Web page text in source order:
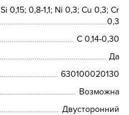
Si 0,15; 0,8-1,1; Ni 0,3; Сu 0,3; Cr
0,3
C 0,14-0,30
Да
630100020130
Возможна
Двусторонний